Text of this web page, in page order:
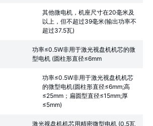
其他微电机，机座尺寸在20毫米及
以上，但不超过39毫米(输出功率不
超过37.5瓦)
功率≤0.5W非用于激光视盘机机芯的微
型电机 (圆柱形直径≤6mm
功率≤0.5W非用于激光视盘机机芯
的微型电机(圆柱形直径≤6mm;高
≤25mm；扁圆型直径≤15mm;厚
≤5mm)
激光视盘机机芯用精密微型电机 (0.5瓦